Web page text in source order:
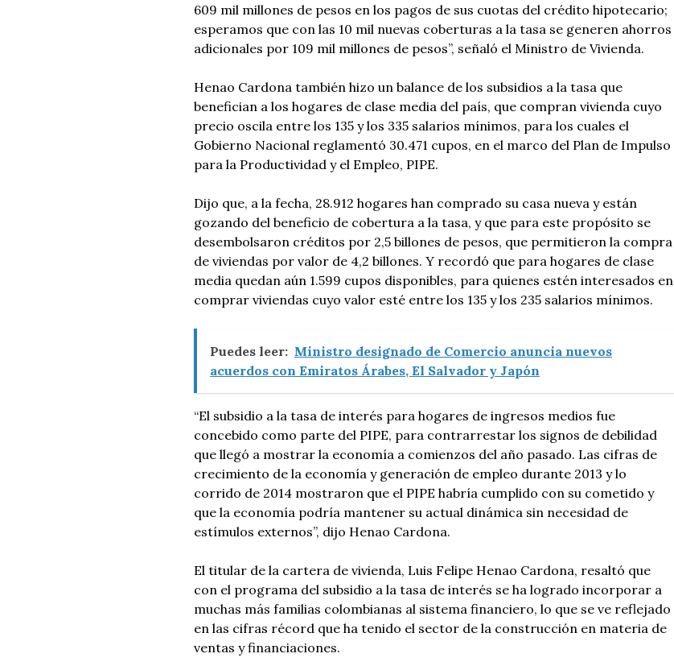
609 mil millones de pesos en los pagos de sus cuotas del crédito hipotecario;
esperamos que con las 10 mil nuevas coberturas a la tasa se generen ahorros
adicionales por 109 mil millones de pesos”, señaló el Ministro de Vivienda.
Henao Cardona también hizo un balance de los subsidios a la tasa que
benefician a los hogares de clase media del país, que compran vivienda cuyo
precio oscila entre los 135 y los 335 salarios mínimos, para los cuales el
Gobierno Nacional reglamentó 30.471 cupos, en el marco del Plan de Impulso
para la Productividad y el Empleo, PIPE.
Dijo que, a la fecha, 28.912 hogares han comprado su casa nueva y están
gozando del beneficio de cobertura a la tasa, y que para este propósito se
desembolsaron créditos por 2,5 billones de pesos, que permitieron la compra
de viviendas por valor de 4,2 billones. Y recordó que para hogares de clase
media quedan aún 1.599 cupos disponibles, para quienes estén interesados en
comprar viviendas cuyo valor esté entre los 135 y los 235 salarios mínimos.
Puedes leer: Ministro designado de Comercio anuncia nuevos
acuerdos con Emiratos Árabes, El Salvador y Japón
“El subsidio a la tasa de interés para hogares de ingresos medios fue
concebido como parte del PIPE, para contrarrestar los signos de debilidad
que llegó a mostrar la economía a comienzos del año pasado. Las cifras de
crecimiento de la economía y generación de empleo durante 2013 y lo
corrido de 2014 mostraron que el PIPE habría cumplido con su cometido y
que la economía podría mantener su actual dinámica sin necesidad de
estímulos externos”, dijo Henao Cardona.
El titular de la cartera de vivienda, Luis Felipe Henao Cardona, resaltó que
con el programa del subsidio a la tasa de interés se ha logrado incorporar a
muchas más familias colombianas al sistema financiero, lo que se ve reflejado
en las cifras récord que ha tenido el sector de la construcción en materia de
ventas y financiaciones.